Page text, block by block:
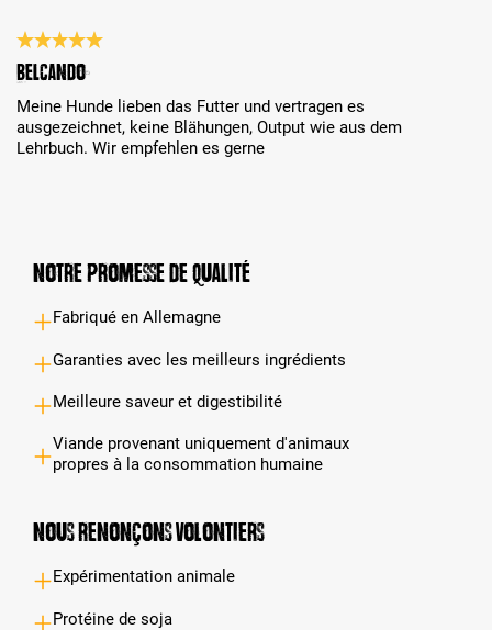
Évaluation avec une note de 5 sur 5 étoiles
Belcando
Meine Hunde lieben das Futter und vertragen es
ausgezeichnet, keine Blähungen, Output wie aus dem
Lehrbuch. Wir empfehlen es gerne
Notre promesse de qualité
Fabriqué en Allemagne
Garanties avec les meilleurs ingrédients
Meilleure saveur et digestibilité
Viande provenant uniquement d'animaux
propres à la consommation humaine
Nous renonçons volontiers
Expérimentation animale
Protéine de soja